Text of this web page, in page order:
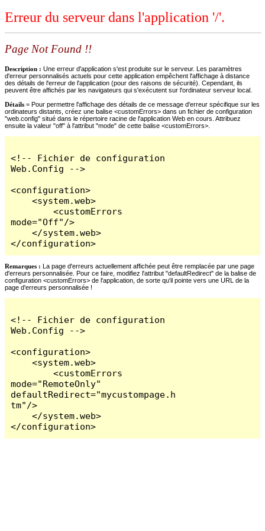
Erreur du serveur dans l'application '/'.
Page Not Found !!
Description : Une erreur d'application s'est produite sur le serveur. Les paramètres
d'erreur personnalisés actuels pour cette application empêchent l'affichage à distance
des détails de l'erreur de l'application (pour des raisons de sécurité). Cependant, ils
peuvent être affichés par les navigateurs qui s'exécutent sur l'ordinateur serveur local.
Détails = Pour permettre l'affichage des détails de ce message d'erreur spécifique sur les
ordinateurs distants, créez une balise <customErrors> dans un fichier de configuration
"web.config" situé dans le répertoire racine de l'application Web en cours. Attribuez
ensuite la valeur "off" à l'attribut "mode" de cette balise <customErrors>.
<!-- Fichier de configuration
Web.Config -->
<configuration>
    <system.web>
        <customErrors
mode="Off"/>
    </system.web>
</configuration>
Remarques : La page d'erreurs actuellement affichée peut être remplacée par une page
d'erreurs personnalisée. Pour ce faire, modifiez l'attribut "defaultRedirect" de la balise de
configuration <customErrors> de l'application, de sorte qu'il pointe vers une URL de la
page d'erreurs personnalisée !
<!-- Fichier de configuration
Web.Config -->
<configuration>
    <system.web>
        <customErrors
mode="RemoteOnly"
defaultRedirect="mycustompage.h
tm"/>
    </system.web>
</configuration>